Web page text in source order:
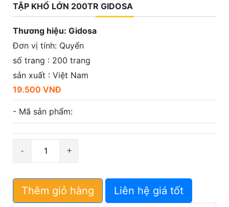
TẬP KHỔ LỚN 200TR GIDOSA
Thương hiệu: Gidosa
Đơn vị tính: Quyển
số trang : 200 trang
sản xuất : Việt Nam
19.500 VNĐ
- Mã sản phẩm:
lượng
Thêm giỏ hàng Liên hệ giá tốt